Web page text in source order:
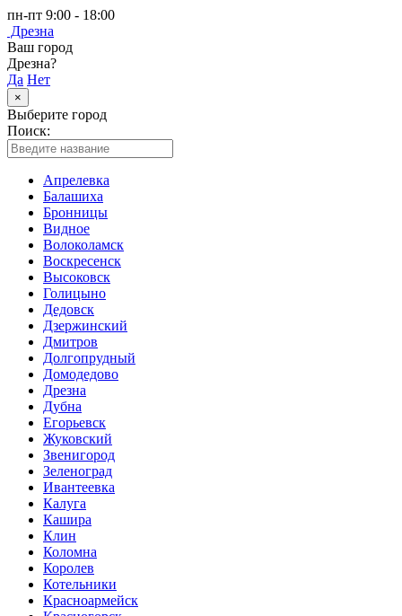
пн-пт 9:00 - 18:00
Дрезна
Ваш город
Дрезна?
Да Нет
×
Выберите город
Поиск:
Апрелевка
Балашиха
Бронницы
Видное
Волоколамск
Воскресенск
Высоковск
Голицыно
Дедовск
Дзержинский
Дмитров
Долгопрудный
Домодедово
Дрезна
Дубна
Егорьевск
Жуковский
Звенигород
Зеленоград
Ивантеевка
Калуга
Кашира
Клин
Коломна
Королев
Котельники
Красноармейск